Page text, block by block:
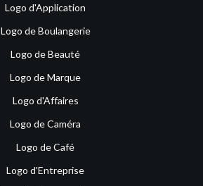
Logo d'Application
Logo de Boulangerie
Logo de Beauté
Logo de Marque
Logo d'Affaires
Logo de Caméra
Logo de Café
Logo d'Entreprise